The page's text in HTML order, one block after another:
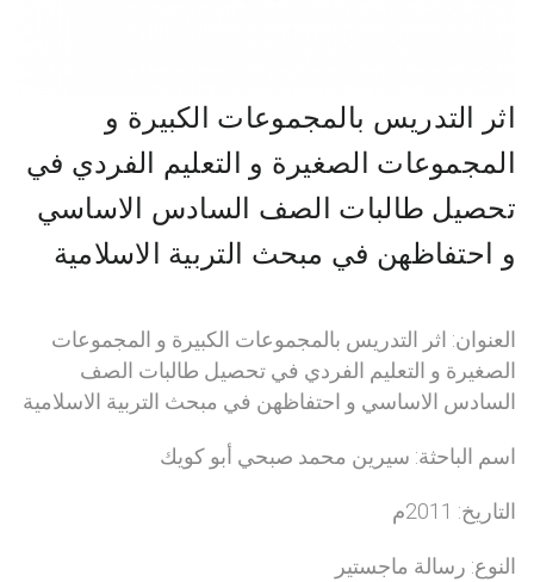
اثر التدريس بالمجموعات الكبيرة و
المجموعات الصغيرة و التعليم الفردي في
تحصيل طالبات الصف السادس الاساسي
و احتفاظهن في مبحث التربية الاسلامية
العنوان: اثر التدريس بالمجموعات الكبيرة و المجموعات
الصغيرة و التعليم الفردي في تحصيل طالبات الصف
السادس الاساسي و احتفاظهن في مبحث التربية الاسلامية
اسم الباحثة: سيرين محمد صبحي أبو كويك
التاريخ: 2011م
النوع: رسالة ماجستير